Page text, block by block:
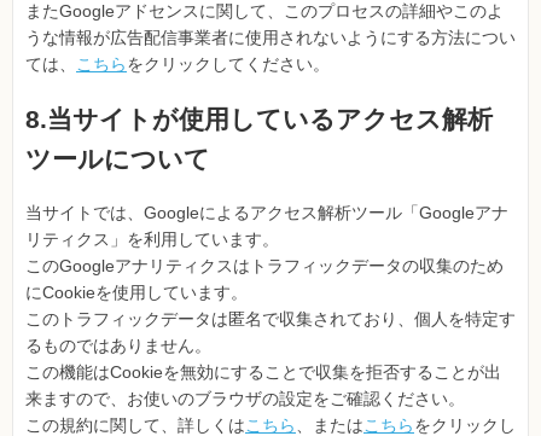
またGoogleアドセンスに関して、このプロセスの詳細やこのよ
うな情報が広告配信事業者に使用されないようにする方法につい
ては、
こちらをクリックしてください。
8.当サイトが使用しているアクセス解析
ツールについて
当サイトでは、Googleによるアクセス解析ツール「Googleアナ
リティクス」を利用しています。
このGoogleアナリティクスはトラフィックデータの収集のため
にCookieを使用しています。
このトラフィックデータは匿名で収集されており、個人を特定す
るものではありません。
この機能はCookieを無効にすることで収集を拒否することが出
来ますので、お使いのブラウザの設定をご確認ください。
この規約に関して、詳しくはこちら 、またはこちらをクリックし